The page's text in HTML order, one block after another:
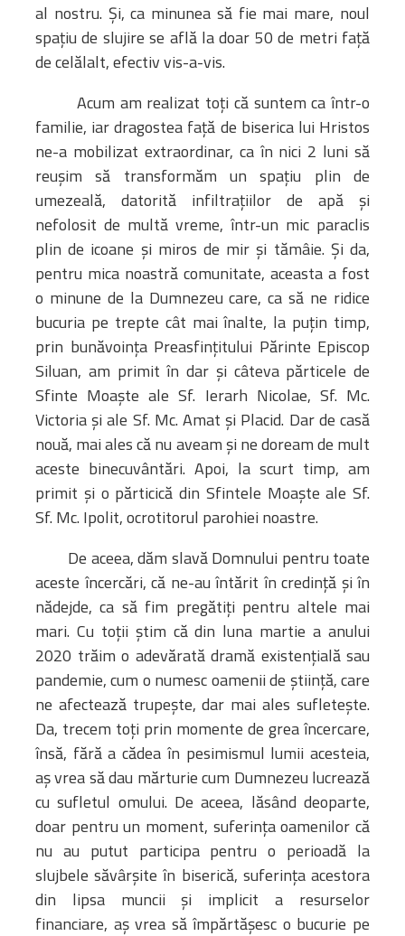
al nostru. Și, ca minunea să fie mai mare, noul
spațiu de slujire se află la doar 50 de metri față
de celălalt, efectiv vis-a-vis.
Acum am realizat toți că suntem ca într-o
familie, iar dragostea față de biserica lui Hristos
ne-a mobilizat extraordinar, ca în nici 2 luni să
reușim să transformăm un spațiu plin de
umezeală, datorită infiltrațiilor de apă și
nefolosit de multă vreme, într-un mic paraclis
plin de icoane și miros de mir și tămâie. Și da,
pentru mica noastră comunitate, aceasta a fost
o minune de la Dumnezeu care, ca să ne ridice
bucuria pe trepte cât mai înalte, la puțin timp,
prin bunăvoința Preasfințitului Părinte Episcop
Siluan, am primit în dar și câteva părticele de
Sfinte Moaște ale Sf. Ierarh Nicolae, Sf. Mc.
Victoria și ale Sf. Mc. Amat și Placid. Dar de casă
nouă, mai ales că nu aveam și ne doream de mult
aceste binecuvântări. Apoi, la scurt timp, am
primit și o părticică din Sfintele Moaște ale Sf.
Sf. Mc. Ipolit, ocrotitorul parohiei noastre.
De aceea, dăm slavă Domnului pentru toate
aceste încercări, că ne-au întărit în credință și în
nădejde, ca să fim pregătiți pentru altele mai
mari. Cu toții știm că din luna martie a anului
2020 trăim o adevărată dramă existențială sau
pandemie, cum o numesc oamenii de știință, care
ne afectează trupește, dar mai ales sufletește.
Da, trecem toți prin momente de grea încercare,
însă, fără a cădea în pesimismul lumii acesteia,
aș vrea să dau mărturie cum Dumnezeu lucrează
cu sufletul omului. De aceea, lăsând deoparte,
doar pentru un moment, suferința oamenilor că
nu au putut participa pentru o perioadă la
slujbele săvârșite în biserică, suferința acestora
din lipsa muncii și implicit a resurselor
financiare, aș vrea să împărtășesc o bucurie pe